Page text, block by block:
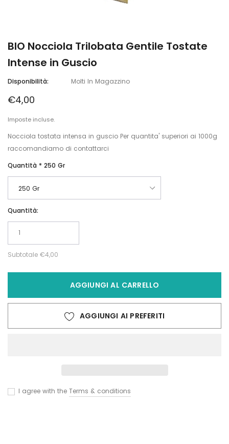
BIO Nocciola Trilobata Gentile Tostate
Intense in Guscio
Disponibilità: Molti In Magazzino
€4,00
Imposte incluse.
Nocciola tostata intensa in guscio Per quantita' superiori ai 1000g
raccomandiamo di contattarci
Quantità * 250 Gr
Quantità:
Subtotale €4,00
AGGIUNGI AL CARRELLO
AGGIUNGI AI PREFERITI
I agree with the Terms & conditions